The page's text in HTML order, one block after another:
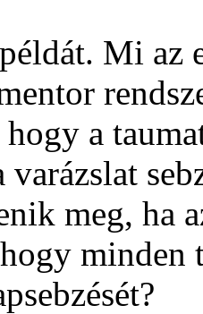
Mi az
a
varázslat
meg, ha
minden